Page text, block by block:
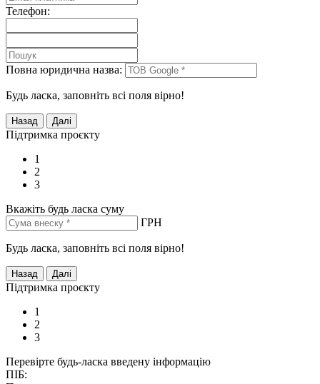
Телефон:
Повна юридична назва:
Будь ласка, заповніть всі поля вірно!
Підтримка проєкту
1
2
3
Вкажіть будь ласка суму
ГРН
Будь ласка, заповніть всі поля вірно!
Підтримка проєкту
1
2
3
Перевірте будь-ласка введену інформацію
ПІБ: